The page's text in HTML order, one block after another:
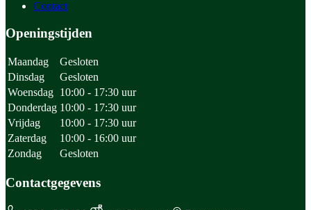
Contact
Openingstijden
Maandag
Gesloten
Dinsdag
Gesloten
Woensdag 10:00 - 17:30 uur
Donderdag 10:00 - 17:30 uur
Vrijdag
10:00 - 17:30 uur
Zaterdag
10:00 - 16:00 uur
Zondag
Gesloten
Contactgegevens